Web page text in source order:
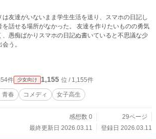
は友達がいないまま学生生活を送り、スマホの日記し
を話せる場所がなかった。 友達を作りたいものの勇気
、愚痴ばかりスマホの日記ぬ書いていると不思議な少
う。
件 少女向け 1,155 位 / 1,155件
青春 コメディ 女子高生
感想数 0
29ページ
最終更新日 2026.03.11
登録日 2026.03.11